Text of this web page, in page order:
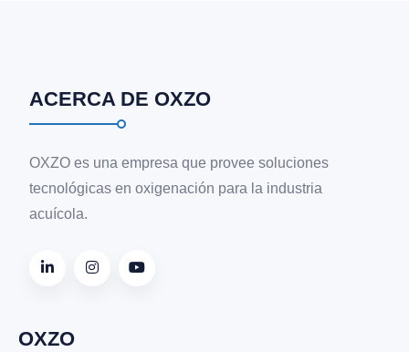
ACERCA DE OXZO
OXZO es una empresa que provee soluciones
tecnológicas en oxigenación para la industria
acuícola.
OXZO